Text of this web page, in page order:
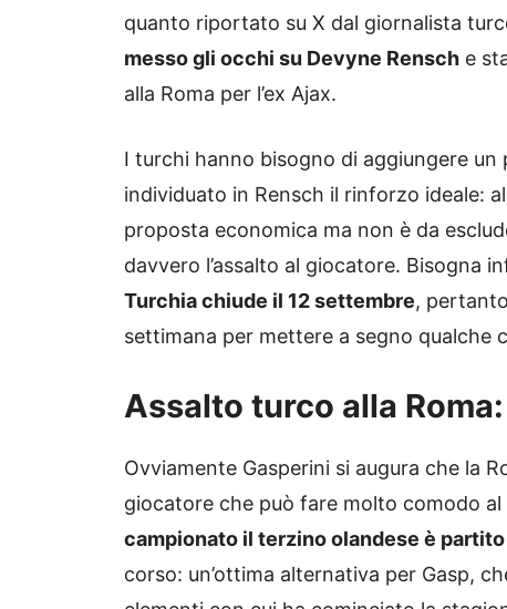
quanto riportato su X dal giornalista
messo gli occhi su Devyne Rensch e
alla Roma per l’ex Ajax.
I turchi hanno bisogno di aggiungere
individuato in Rensch il rinforzo ideale:
proposta economica ma non è da
davvero l’assalto al giocatore. Bisogna
Turchia chiude il 12 settembre,
settimana per mettere a segno qualche
Assalto turco alla
Ovviamente Gasperini si augura che la
giocatore che può fare molto comodo
campionato il terzino olandese è
corso: un’ottima alternativa per Gasp,